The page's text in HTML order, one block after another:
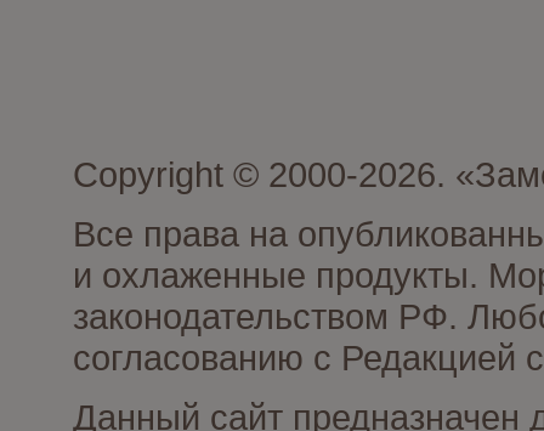
Copyright © 2000-2026.
Все права на
и охлаженные продукты.
законодательством РФ.
согласованию с Редакцией
Данный сайт предназначен